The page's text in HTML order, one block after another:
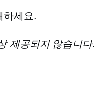
하세요.
제공되지 않습니다.